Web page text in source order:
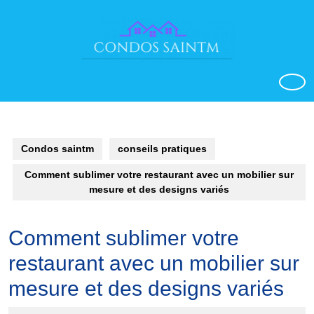
Condos saintm conseils pratiques
Comment sublimer votre restaurant avec un mobilier sur
mesure et des designs variés
Comment sublimer votre
restaurant avec un mobilier sur
mesure et des designs variés